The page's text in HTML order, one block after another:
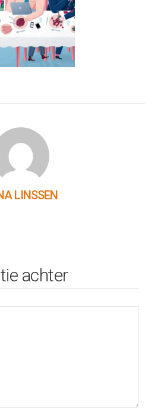
LINSSEN
achter